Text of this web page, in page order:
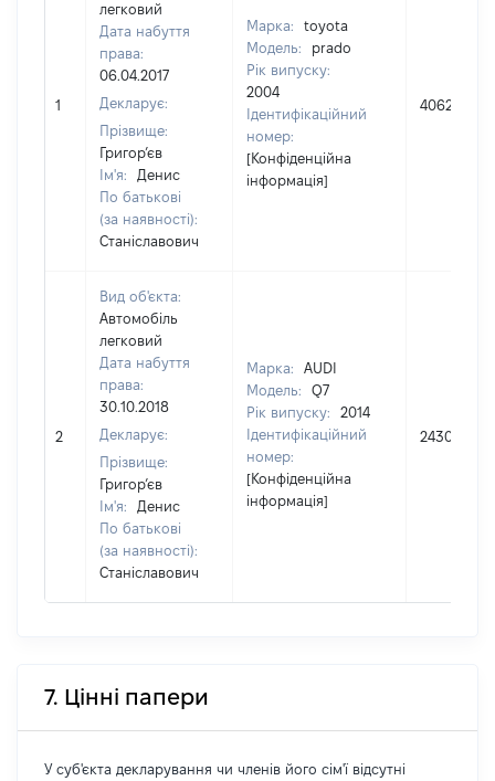
1
легковий
Дата набуття
права:
06.04.2017
Декларує:
Прізвище:
Григор’єв
Ім'я:
Денис
По батькові
(за наявності):
Станіславович
Марка:
toyota
Модель:
prado
Рік випуску:
2004
Ідентифікаційний
номер:
[Конфіденційна
інформація]
40622
2
Вид об'єкта:
Автомобіль
легковий
Дата набуття
права:
30.10.2018
Декларує:
Прізвище:
Григор’єв
Ім'я:
Денис
По батькові
(за наявності):
Станіславович
Марка:
AUDI
Модель:
Q7
Рік випуску:
2014
Ідентифікаційний
номер:
[Конфіденційна
інформація]
243000
7. Цінні папери
У суб'єкта декларування чи членів його сім'ї відсутні